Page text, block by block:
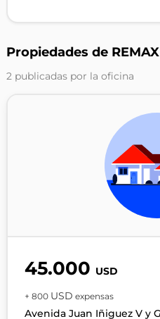
Propiedades de
2 publicadas por la oficina
45.000 USD
+ 800 USD expensas
Avenida Juan Iñiguez V y